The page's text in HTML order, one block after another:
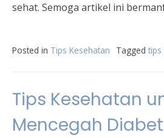
sehat. Semoga artikel ini
Posted in Tips Kesehatan Tagged tips
Tips Kesehatan
Mencegah